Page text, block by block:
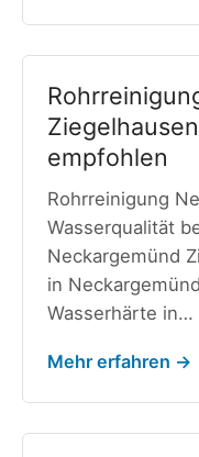
empfohlen
Rohrreinigung
Wasserqualität
Neckargemünd
in
Wasserhärte in…
Mehr erfahren →